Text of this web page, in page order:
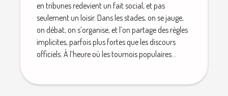
en tribunes redevient un fait social, et pas
seulement un loisir. Dans les stades, on se jauge,
on débat, on s’organise, et l’on partage des règles
implicites, parfois plus fortes que les discours
officiels. À l’heure où les tournois populaires...